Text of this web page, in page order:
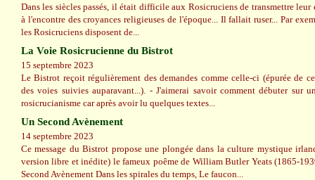
Dans les siècles passés, il était difficile aux Rosicruciens de transmettre
à l'encontre des croyances religieuses de l'époque... Il fallait ruser... Par
les Rosicruciens disposent de...
La Voie Rosicrucienne du Bistrot
15 septembre 2023
Le Bistrot reçoit régulièrement des demandes comme celle-ci (épurée de
des voies suivies auparavant...). - J'aimerai savoir comment débuter sur
rosicrucianisme car après avoir lu quelques textes...
Un Second Avènement
14 septembre 2023
Ce message du Bistrot propose une plongée dans la culture mystique
version libre et inédite) le fameux poême de William Butler Yeats (1865-
Second Avènement Dans les spirales du temps, Le faucon...